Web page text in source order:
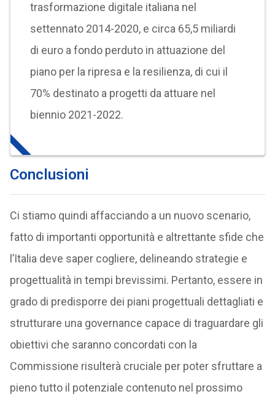
trasformazione digitale italiana nel
settennato 2014-2020, e circa 65,5 miliardi
di euro a fondo perduto in attuazione del
piano per la ripresa e la resilienza, di cui il
70% destinato a progetti da attuare nel
biennio 2021-2022.
Conclusioni
Ci stiamo quindi affacciando a un nuovo scenario,
fatto di importanti opportunità e altrettante sfide che
l’Italia deve saper cogliere, delineando strategie e
progettualità in tempi brevissimi. Pertanto, essere in
grado di predisporre dei piani progettuali dettagliati e
strutturare una governance capace di traguardare gli
obiettivi che saranno concordati con la
Commissione risulterà cruciale per poter sfruttare a
pieno tutto il potenziale contenuto nel prossimo